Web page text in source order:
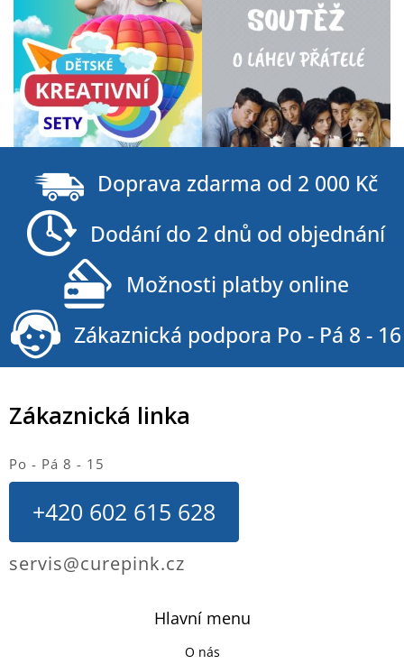
Hlavní menu
O nás
Zákaznická linka
Po - Pá 8 - 15
+420 602 615 628
servis@curepink.cz
Doprava zdarma od 2 000 Kč
Dodání do 2 dnů od objednání
Možnosti platby online
Zákaznická podpora Po - Pá 8 - 16